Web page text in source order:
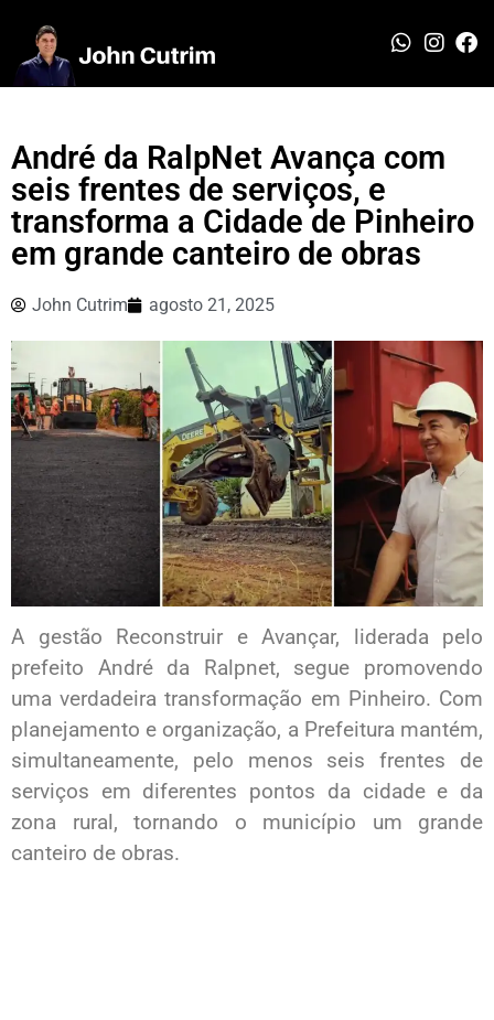
André da RalpNet Avança com
seis frentes de serviços, e
transforma a Cidade de Pinheiro
em grande canteiro de obras
John Cutrim agosto 21, 2025
A gestão Reconstruir e Avançar, liderada pelo
prefeito André da Ralpnet, segue promovendo
uma verdadeira transformação em Pinheiro. Com
planejamento e organização, a Prefeitura mantém,
simultaneamente, pelo menos seis frentes de
serviços em diferentes pontos da cidade e da
zona rural, tornando o município um grande
canteiro de obras.